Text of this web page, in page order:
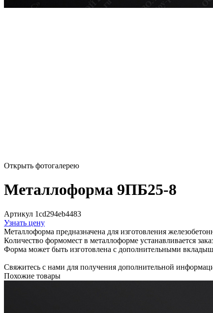
Открыть фотогалерею
Металлоформа 9ПБ25-8
Артикул 1cd294eb4483
Узнать цену
Металлоформа предназначена для изготовления
Количество формомест в металлоформе устанавливается
Форма может быть изготовлена с дополнительными
Свяжитесь с нами для получения дополнительной
Похожие товары